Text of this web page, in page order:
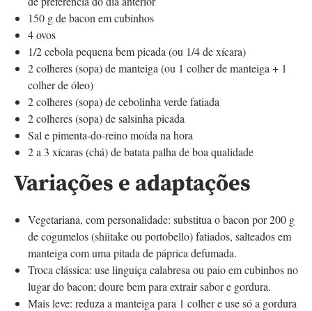
150 g de bacon em cubinhos
4 ovos
1/2 cebola pequena bem picada (ou 1/4 de xícara)
2 colheres (sopa) de manteiga (ou 1 colher de manteiga + 1
colher de óleo)
2 colheres (sopa) de cebolinha verde fatiada
2 colheres (sopa) de salsinha picada
Sal e pimenta-do-reino moída na hora
2 a 3 xícaras (chá) de batata palha de boa qualidade
Variações e adaptações
Vegetariana, com personalidade: substitua o bacon por 200 g
de cogumelos (shiitake ou portobello) fatiados, salteados em
manteiga com uma pitada de páprica defumada.
Troca clássica: use linguiça calabresa ou paio em cubinhos no
lugar do bacon; doure bem para extrair sabor e gordura.
Mais leve: reduza a manteiga para 1 colher e use só a gordura